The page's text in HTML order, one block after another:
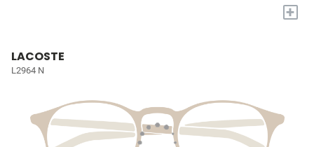
+
LACOSTE
L2964 N